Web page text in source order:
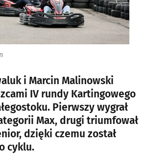
i Marcin Malinowski
IV rundy Kartingowego
Pierwszy wygrał
Max, drugi triumfował
dzięki czemu został
cyklu.